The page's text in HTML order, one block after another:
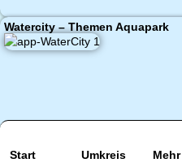
Watercity – Themen Aquapark
Start Umkreis Mehr
Impressum und Datenschutz